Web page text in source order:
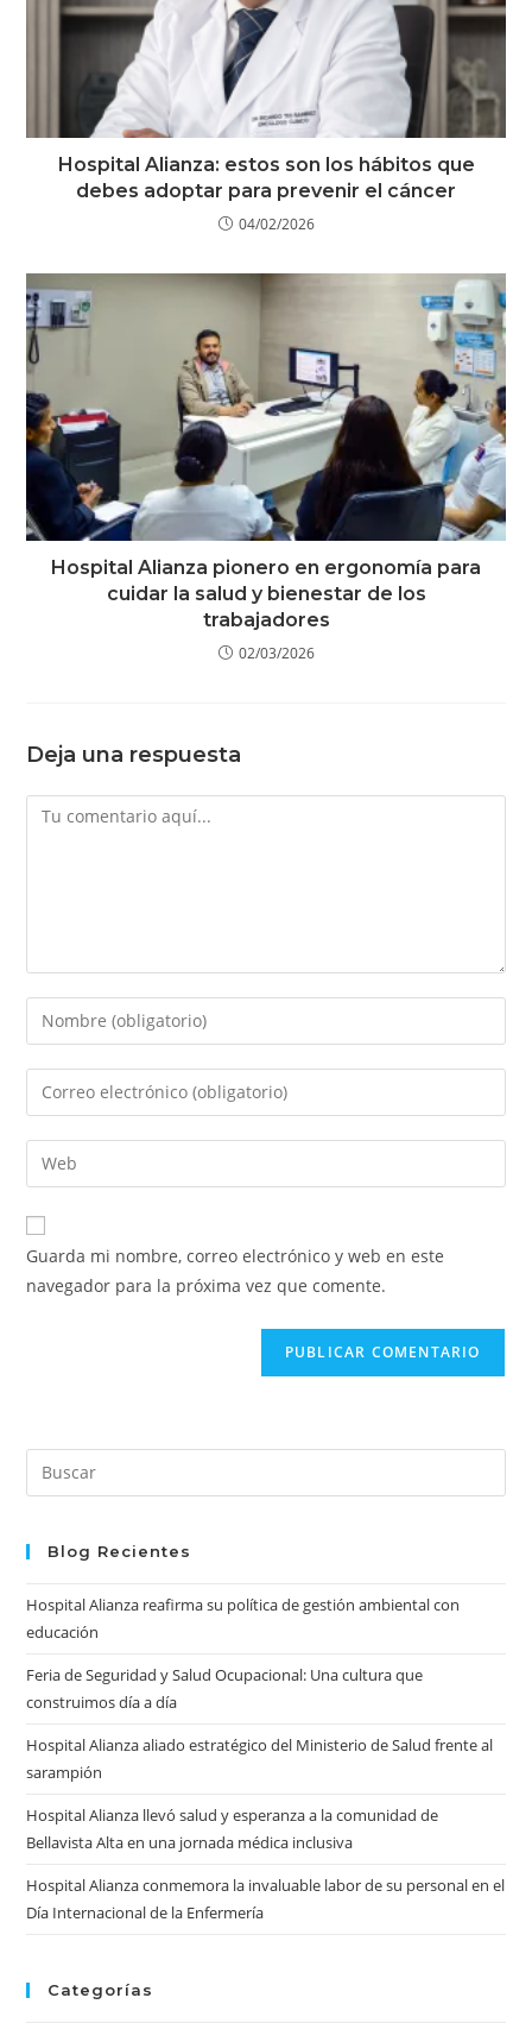
Hospital Alianza: estos son los hábitos que
debes adoptar para prevenir el cáncer
04/02/2026
Hospital Alianza pionero en ergonomía para
cuidar la salud y bienestar de los
trabajadores
02/03/2026
Deja una respuesta
Comentario
Introduce
tu
nombre
de
usuario
para
comentar
Introduce
tu
dirección
de
electrónico
para
comentar
Introduce
la
URL
de
Guarda mi nombre, correo electrónico y web en este
navegador para la próxima vez que comente.
Blog Recientes
Hospital Alianza reafirma su política de gestión ambiental con
educación
Feria de Seguridad y Salud Ocupacional: Una cultura que
construimos día a día
Hospital Alianza aliado estratégico del Ministerio de Salud frente al
sarampión
Hospital Alianza llevó salud y esperanza a la comunidad de
Bellavista Alta en una jornada médica inclusiva
Hospital Alianza conmemora la invaluable labor de su personal en el
Día Internacional de la Enfermería
Categorías